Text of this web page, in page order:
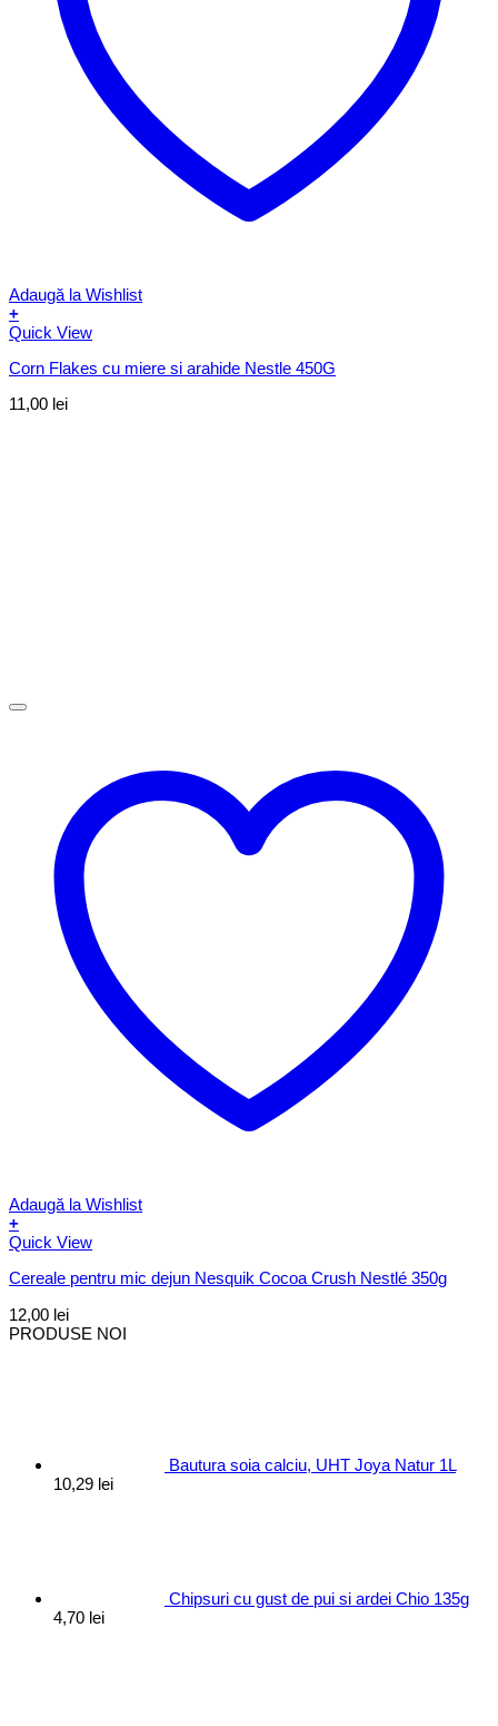
Adaugă la Wishlist
+
Quick View
Corn Flakes cu miere si arahide Nestle 450G
11,00 lei
Adaugă la Wishlist
+
Quick View
Cereale pentru mic dejun Nesquik Cocoa Crush Nestlé 350g
12,00 lei
PRODUSE NOI
Bautura soia calciu, UHT Joya Natur 1L
10,29 lei
Chipsuri cu gust de pui si ardei Chio 135g
4,70 lei